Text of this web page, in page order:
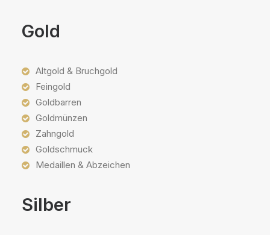
Gold
Altgold & Bruchgold
Feingold
Goldbarren
Goldmünzen
Zahngold
Goldschmuck
Medaillen & Abzeichen
Silber